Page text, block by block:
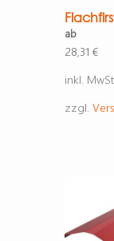
ab
28,31 €
inkl.
zzgl.